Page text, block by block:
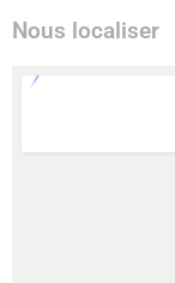
Nous localiser